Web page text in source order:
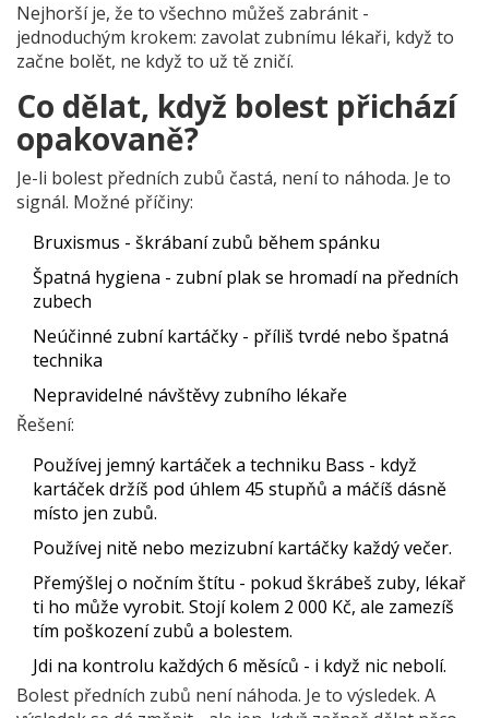
Nejhorší je, že to všechno můžeš zabránit -
jednoduchým krokem: zavolat zubnímu lékaři, když to
začne bolět, ne když to už tě zničí.
Co dělat, když bolest přichází
opakovaně?
Je-li bolest předních zubů častá, není to náhoda. Je to
signál. Možné příčiny:
Bruxismus - škrábaní zubů během spánku
Špatná hygiena - zubní plak se hromadí na předních
zubech
Neúčinné zubní kartáčky - příliš tvrdé nebo špatná
technika
Nepravidelné návštěvy zubního lékaře
Řešení:
Používej jemný kartáček a techniku Bass - když
kartáček držíš pod úhlem 45 stupňů a máčíš dásně
místo jen zubů.
Používej nitě nebo mezizubní kartáčky každý večer.
Přemýšlej o nočním štítu - pokud škrábeš zuby, lékař
ti ho může vyrobit. Stojí kolem 2 000 Kč, ale zamezíš
tím poškození zubů a bolestem.
Jdi na kontrolu každých 6 měsíců - i když nic nebolí.
Bolest předních zubů není náhoda. Je to výsledek. A